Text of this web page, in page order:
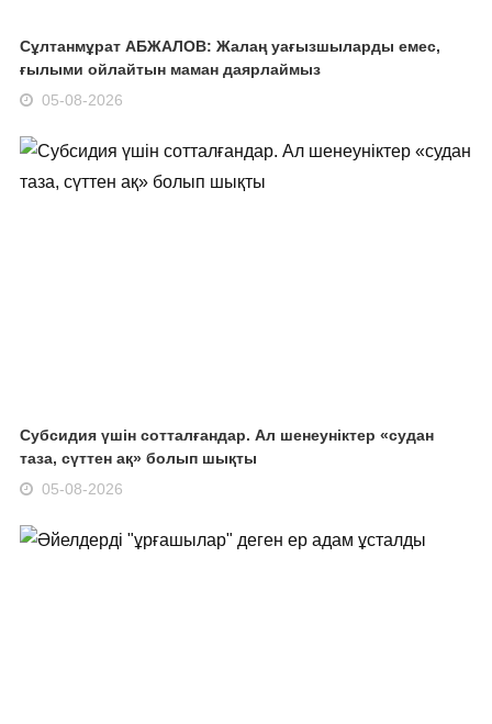
Сұлтанмұрат АБЖАЛОВ: Жалаң уағызшыларды емес,
ғылыми ойлайтын маман даярлаймыз
05-08-2026
Субсидия үшін сотталғандар. Ал шенеуніктер «судан
таза, сүттен ақ» болып шықты
05-08-2026